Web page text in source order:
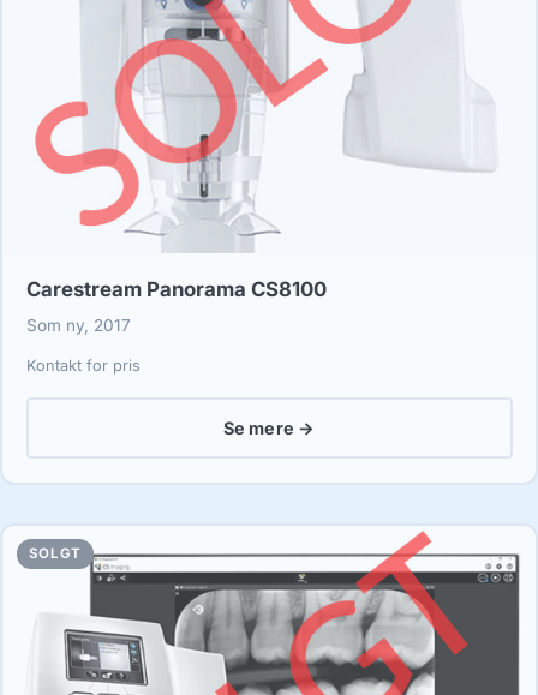
Carestream Panorama CS8100
Som ny, 2017
Kontakt for pris
Se mere →
SOLGT